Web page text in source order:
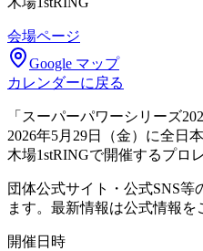
会場ページ
Google マップ
カレンダーに戻る
「スーパーパワーシリーズ
2026年5月29日（金）に全日
木場1stRINGで開催するプロ
団体公式サイト・公式SNS
ます。最新情報は公式情報を
開催日時